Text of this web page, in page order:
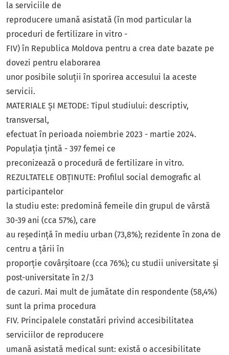
la serviciile de
reproducere umană asistată (în mod particular la
proceduri de fertilizare in vitro -
FIV) în Republica Moldova pentru a crea date bazate pe
dovezi pentru elaborarea
unor posibile soluții în sporirea accesului la aceste
servicii.
MATERIALE ȘI METODE: Tipul studiului: descriptiv,
transversal,
efectuat în perioada noiembrie 2023 - martie 2024.
Populația țintă - 397 femei ce
preconizează o procedură de fertilizare in vitro.
REZULTATELE OBȚINUTE: Profilul social demografic al
participantelor
la studiu este: predomină femeile din grupul de vârstă
30-39 ani (cca 57%), care
au reședință în mediu urban (73,8%); rezidente în zona de
centru a țării în
proporție covârșitoare (cca 76%); cu studii universitate și
post-universitate în 2/3
de cazuri. Mai mult de jumătate din respondente (58,4%)
sunt la prima procedura
FIV. Principalele constatări privind accesibilitatea
serviciilor de reproducere
umană asistată medical sunt: există o accesibilitate